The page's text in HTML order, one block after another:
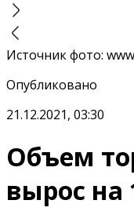
Источник фото: www
Опубликовано
21.12.2021, 03:30
Объем
вырос на